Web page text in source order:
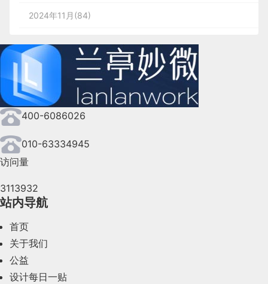
2024年11月(84)
2024年9月(144)
2024年8月(164)
2024年7月(107)
2024年6月(63)
2024年4月(44)
2024年2月(58)
400-6086026
010-63334945
访问量
3113932
站内导航
首页
关于我们
公益
设计每日一贴